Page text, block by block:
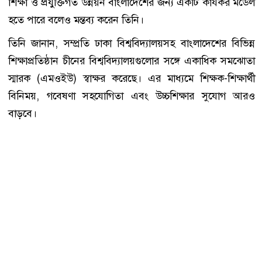
হতে পারে বলেও মন্তব্য করেন তিনি।
তিনি জানান, সম্প্রতি ঢাকা বিশ্ববিদ্যালয়সহ বাংলাদেশের বিভিন্ন
শিক্ষাপ্রতিষ্ঠান চীনের বিশ্ববিদ্যালয়গুলোর সঙ্গে একাধিক সমঝোতা
স্মারক (এমওইউ) স্বাক্ষর করেছে। এর মাধ্যমে শিক্ষক-শিক্ষার্থী
বিনিময়, গবেষণা সহযোগিতা এবং উচ্চশিক্ষার সুযোগ আরও
বাড়বে।